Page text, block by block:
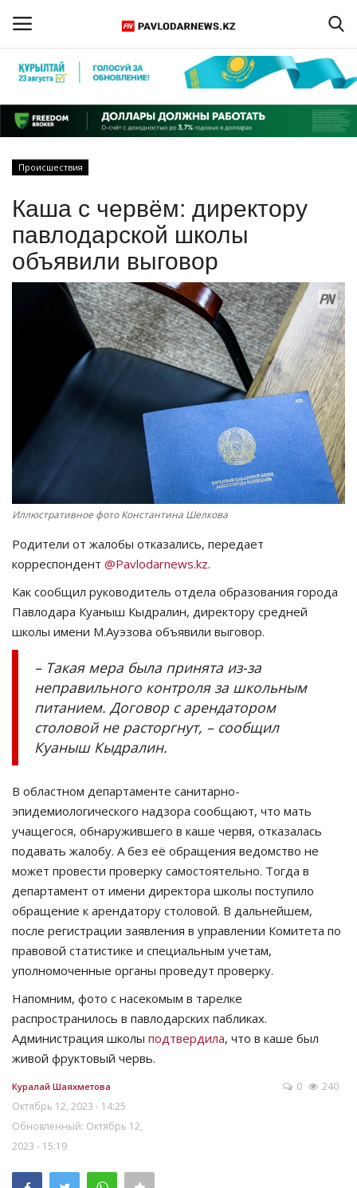
Регистрация
Главная
ПАВЛОДАРСКАЯ ОБЛАСТЬ
КАЗАХСТАН
СПЕЦПРОЕКТЫ
Чек-лист
РАЗВЛЕЧЕНИЯ
OFFICIAL
Курултай
Язык
Қазақша Русский
Происшествия
Каша с червём: директору
павлодарской школы
объявили выговор
Иллюстративное фото Константина Шелкова
Родители от жалобы отказались, передает
корреспондент @Pavlodarnews.kz.
Как сообщил руководитель отдела образования города
Павлодара Куаныш Кыдралин, директору средней
школы имени М.Ауэзова объявили выговор.
– Такая мера была принята из-за
неправильного контроля за школьным
питанием. Договор с арендатором
столовой не расторгнут, – сообщил
Куаныш Кыдралин.
В областном департаменте санитарно-
эпидемиологического надзора сообщают, что мать
учащегося, обнаружившего в каше червя, отказалась
подавать жалобу. А без её обращения ведомство не
может провести проверку самостоятельно. Тогда в
департамент от имени директора школы поступило
обращение к арендатору столовой. В дальнейшем,
после регистрации заявления в управлении Комитета по
правовой статистике и специальным учетам,
уполномоченные органы проведут проверку.
Напомним, фото с насекомым в тарелке
распространилось в павлодарских пабликах.
Администрация школы подтвердила, что в каше был
живой фруктовый червь.
Куралай Шаяхметова
Октябрь 12, 2023 - 14:25
Обновленный: Октябрь 12,
2023 - 15:19
0 240